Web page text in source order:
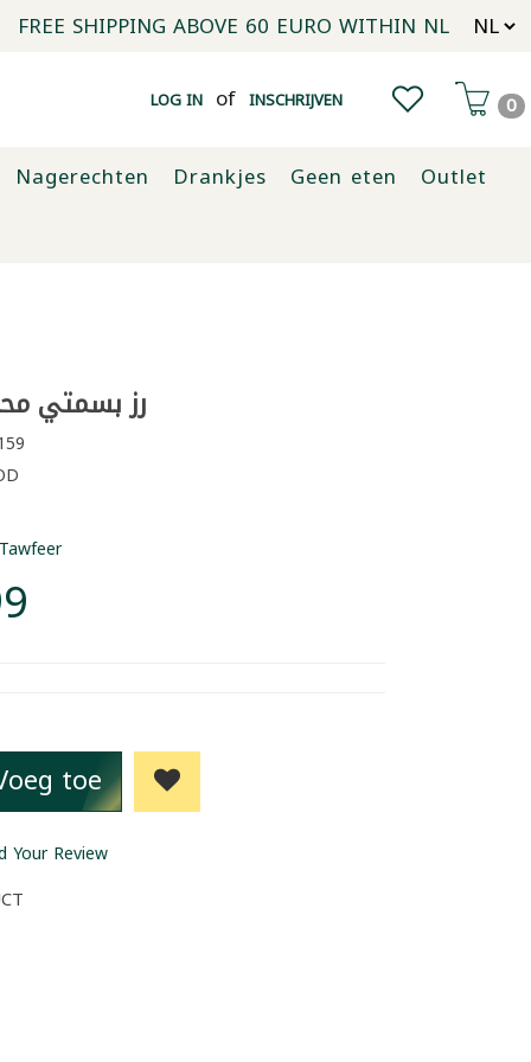
FREE SHIPPING ABOVE 60 EURO WITHIN NL
LOG IN of INSCHRIJVEN 0
Nagerechten Drankjes Geen eten
Outlet
رز بسمتي
Tawfeer
toe
Your Review